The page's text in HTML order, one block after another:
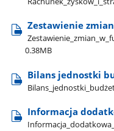
Zestawienie
0.38MB
Bilans jednostki
Informacja